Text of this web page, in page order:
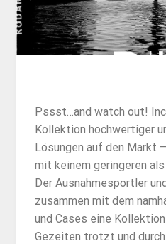
Pssst…and watch out!
Kollektion hochwertiger
Lösungen auf den Markt
mit keinem geringeren
Der Ausnahmesportler
zusammen mit dem
und Cases eine
Gezeiten trotzt und